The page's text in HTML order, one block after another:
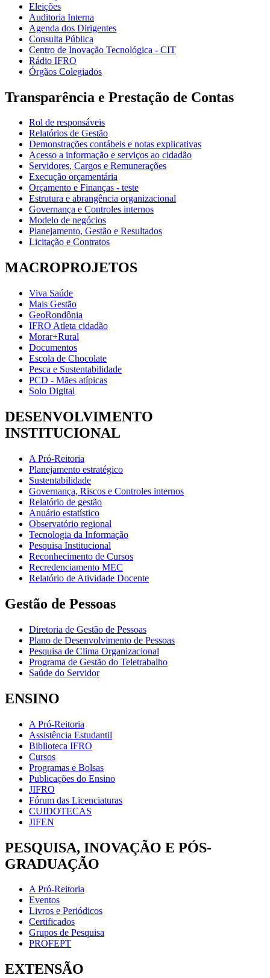
Eleições
Auditoria Interna
Agenda dos Dirigentes
Consulta Pública
Centro de Inovação Tecnológica - CIT
Rádio IFRO
Órgãos Colegiados
Transparência e Prestação de Contas
Rol de responsáveis
Relatórios de Gestão
Demonstrações contábeis e notas explicativas
Acesso a informação e serviços ao cidadão
Servidores, Cargos e Remunerações
Execução orçamentária
Orçamento e Finanças - teste
Estrutura e abrangência organizacional
Governança e Controles internos
Modelo de negócios
Planejamento, Gestão e Resultados
Licitação e Contratos
MACROPROJETOS
Viva Saúde
Mais Gestão
GeoRondônia
IFRO Atleta cidadão
Morar+Rural
Documentos
Escola de Chocolate
Pesca e Sustentabilidade
PCD - Mães atípicas
Solo Digital
DESENVOLVIMENTO
INSTITUCIONAL
A Pró-Reitoria
Planejamento estratégico
Sustentabilidade
Governança, Riscos e Controles internos
Relatório de gestão
Anuário estatístico
Observatório regional
Tecnologia da Informação
Pesquisa Institucional
Reconhecimento de Cursos
Recredenciamento MEC
Relatório de Atividade Docente
Gestão de Pessoas
Diretoria de Gestão de Pessoas
Plano de Desenvolvimento de Pessoas
Pesquisa de Clima Organizacional
Programa de Gestão do Teletrabalho
Saúde do Servidor
ENSINO
A Pró-Reitoria
Assistência Estudantil
Biblioteca IFRO
Cursos
Programas e Bolsas
Publicações do Ensino
JIFRO
Fórum das Licenciaturas
CUIDOTECAS
JIFEN
PESQUISA, INOVAÇÃO E PÓS-
GRADUAÇÃO
A Pró-Reitoria
Eventos
Livros e Periódicos
Certificados
Grupos de Pesquisa
PROFEPT
EXTENSÃO